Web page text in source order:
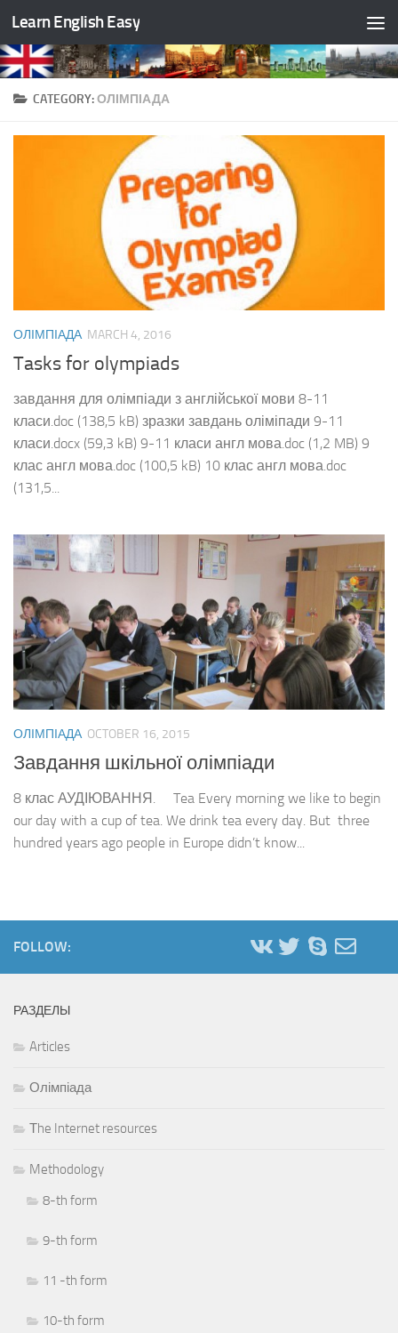
Skip to content
Learn English Easy
CATEGORY:ОЛІМПІАДА
ОЛІМПІАДА MARCH 4, 2016
Tasks for olympiads
завдання для олімпіади з англійської мови 8-11
класи.doc (138,5 kB) зразки завдань оліміпади 9-11
класи.docx (59,3 kB) 9-11 класи англ мова.doc (1,2 MB) 9
клас англ мова.doc (100,5 kB) 10 клас англ мова.doc
(131,5...
ОЛІМПІАДА OCTOBER 16, 2015
Завдання шкільної олімпіади
8 клас АУДІЮВАННЯ. Tea Every morning we like to begin
our day with a cup of tea. We drink tea every day. But three
hundred years ago people in Europe didn’t know...
FOLLOW:
РАЗДЕЛЫ
Articles
Олімпіада
Тhe Internet resources
Methodology
8-th form
9-th form
11 -th form
10-th form